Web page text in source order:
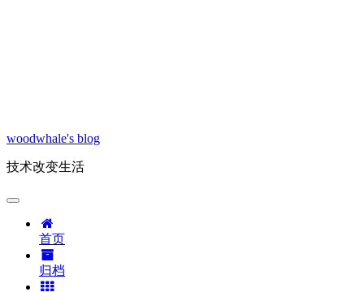
woodwhale's blog
技术改变生活
首页
归档